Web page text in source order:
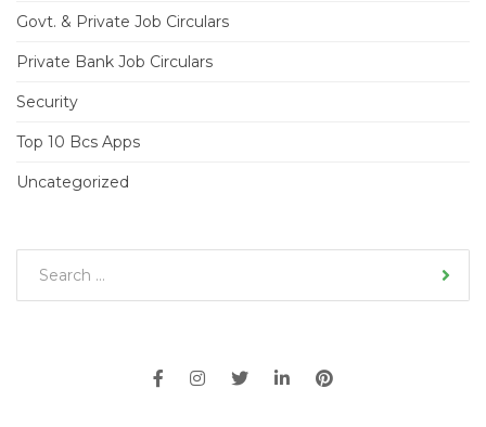
Govt. & Private Job Circulars
Private Bank Job Circulars
Security
Top 10 Bcs Apps
Uncategorized